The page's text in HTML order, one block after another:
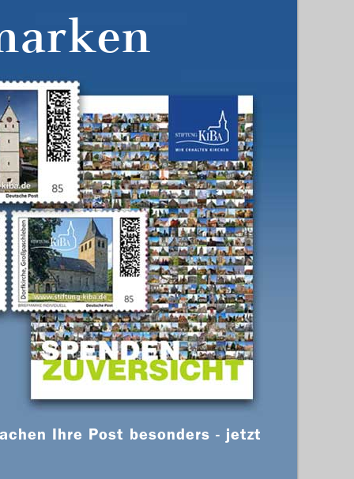
Ihre Post besonders - jetzt